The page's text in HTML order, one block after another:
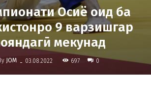
Осиё оид ба
9 варзишгар
мекунад
JOM - 03.08.2022 697 0